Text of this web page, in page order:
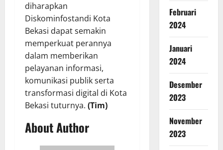
diharapkan
Diskominfostandi Kota
Bekasi dapat semakin
memperkuat perannya
dalam memberikan
pelayanan informasi,
komunikasi publik serta
transformasi digital di Kota
Bekasi tuturnya. (Tim)
About Author
Februari
2024
Januari
2024
Desember
2023
November
2023